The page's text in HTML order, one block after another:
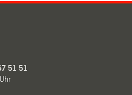
51 51